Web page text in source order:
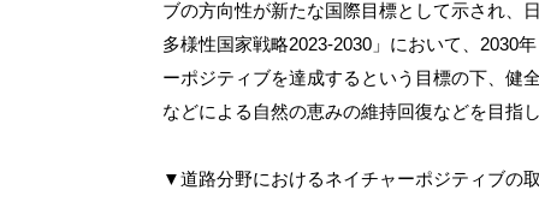
ブの方向性が新たな国際目標として示され、
多様性国家戦略2023-2030」において、2030
ーポジティブを達成するという目標の下、健
などによる自然の恵みの維持回復などを目指
▼道路分野におけるネイチャーポジティブの